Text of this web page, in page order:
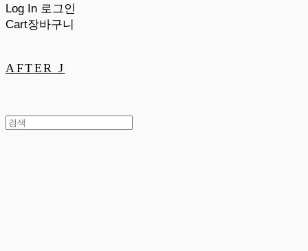
Log In 로그인
Cart장바구니
AFTER J